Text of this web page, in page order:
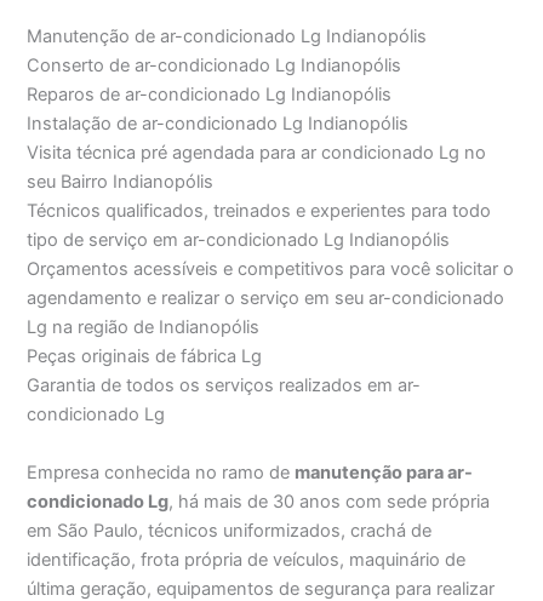
Manutenção de ar-condicionado Lg Indianopólis
Conserto de ar-condicionado Lg Indianopólis
Reparos de ar-condicionado Lg Indianopólis
Instalação de ar-condicionado Lg Indianopólis
Visita técnica pré agendada para ar condicionado Lg no
seu Bairro Indianopólis
Técnicos qualificados, treinados e experientes para todo
tipo de serviço em ar-condicionado Lg Indianopólis
Orçamentos acessíveis e competitivos para você solicitar o
agendamento e realizar o serviço em seu ar-condicionado
Lg na região de Indianopólis
Peças originais de fábrica Lg
Garantia de todos os serviços realizados em ar-
condicionado Lg
Empresa conhecida no ramo de manutenção para ar-
condicionado Lg, há mais de 30 anos com sede própria
em São Paulo, técnicos uniformizados, crachá de
identificação, frota própria de veículos, maquinário de
última geração, equipamentos de segurança para realizar